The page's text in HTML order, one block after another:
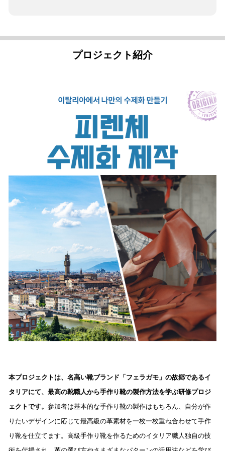
プロジェクト紹介
本プロジェクトは、名高い靴ブランド「フェラガモ」の故郷であるイ
タリアにて、最高の靴職人から手作り靴の製作方法を学ぶ研修プロジ
ェクトです。 参加者は基本的な手作り靴の製作はもちろん、自分が作
りたいデザインに応じて最高級の革素材を一枚一枚重ね合わせて手作
り靴を仕立てます。高級手作り靴を作るためのイタリア職人独自の技